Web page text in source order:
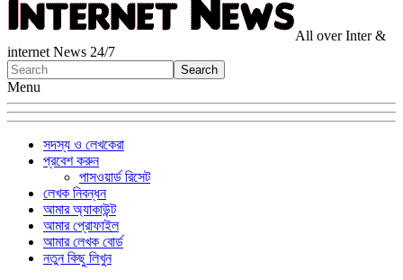
All over Inter &
internet News 24/7
Menu
সদস্য ও লেখকেরা
প্রবেশ করুন
পাসওয়ার্ড রিসেট
লেখক নিবন্ধন
আমার অ্যাকাউন্ট
আমার প্রোফাইল
আমার লেখক বোর্ড
নতুন কিছু লিখুন